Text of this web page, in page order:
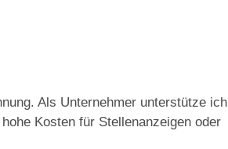
Als Unternehmer unterstütze ich
Kosten für Stellenanzeigen oder